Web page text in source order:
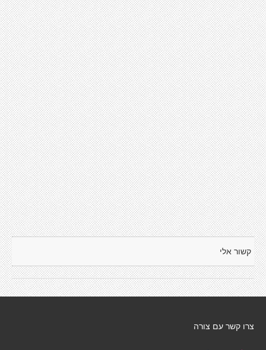
קשור אלי
צרו קשר עם צורה